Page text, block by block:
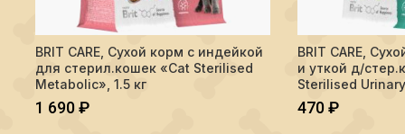
Количество BRIT CARE, Сухой корм с индейкой для
В КОРЗИНУ
BRIT CARE, Сухой корм с индейкой
для стерил.кошек «Cat Sterilised
Metabolic», 1.5 кг
1 690₽
Количество BRIT
BRIT CARE,
и уткой д/
Sterilised
470₽